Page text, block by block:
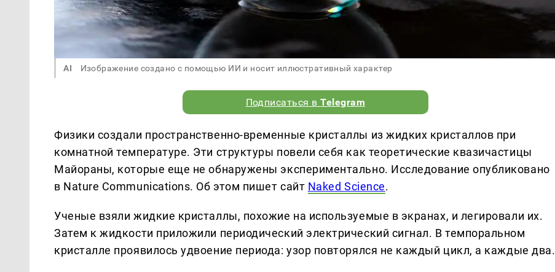
AI Изображение создано с помощью ИИ и носит иллюстративный характер
Подписаться вTelegram
Физики создали пространственно-временные кристаллы из жидких кристаллов при
комнатной температуре. Эти структуры повели себя как теоретические квазичастицы
Майораны, которые еще не обнаружены экспериментально. Исследование опубликовано
в Nature Communications. Об этом пишет сайт Naked Science.
Ученые взяли жидкие кристаллы, похожие на используемые в экранах, и легировали их.
Затем к жидкости приложили периодический электрический сигнал. В темпоральном
кристалле проявилось удвоение периода: узор повторялся не каждый цикл, а каждые два.